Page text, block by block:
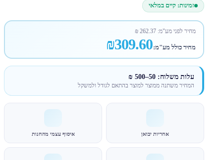
זמינות: קיים במלאי
מחיר לפני מע"מ:262.37
₪
מחיר כולל מע"מ:₪309.60
עלות משלוח: 50–500 ₪
המחיר משתנה ממוצר למוצר בהתאם לגודל ולמשקל
אחריות יבואן איסוף עצמי מהחנות